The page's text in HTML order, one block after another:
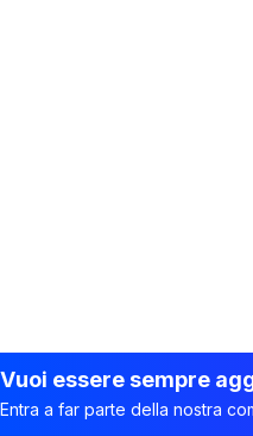
Vuoi essere sempre
Entra a far parte della nostra